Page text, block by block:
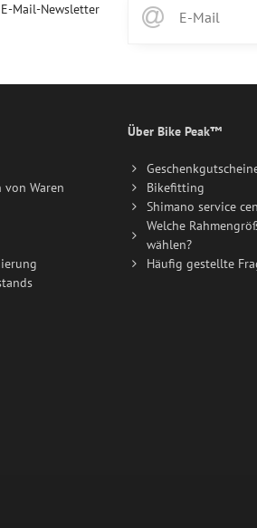
Mail-Newsletter
von Waren
Über Bike Peak™
Bikefitting
Shimano service
Welche
wählen?
Häufig gestellte